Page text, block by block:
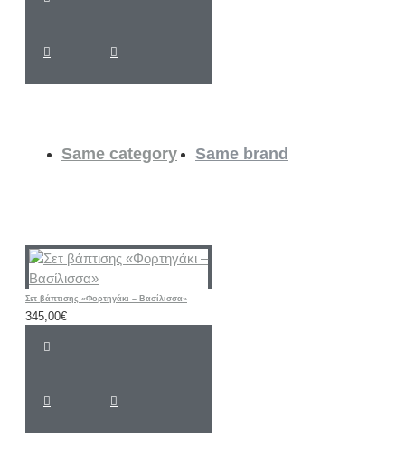
Same category Same brand
Σετ βάπτισης «Φορτηγάκι – Βασίλισσα»
345,00€